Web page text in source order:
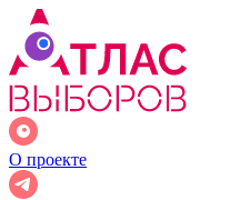
О проекте